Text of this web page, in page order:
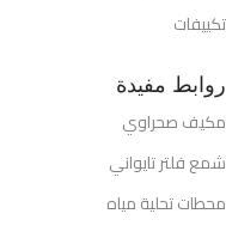
تكييفات
روابط مفيدة
مكيف صحراوي
شمع فلتر تايواني
محطات تحلية مياه